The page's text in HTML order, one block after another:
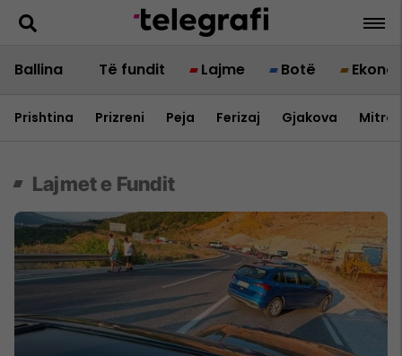
Ballina Të fundit Lajme Botë
Prishtina Prizreni Peja Ferizaj Gjakova
Maqedoni
Lajmet e Fundit